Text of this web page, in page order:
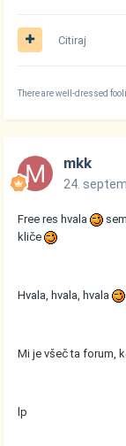
Citiraj
There are well-dressed
mkk
24.
Free res hvala
kliče
Hvala, hvala, hvala
Mi je všeč ta forum,
lp